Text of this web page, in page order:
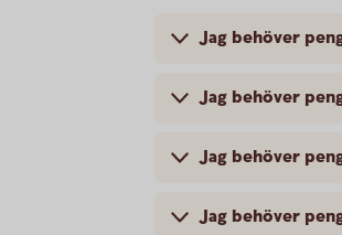
Jag behöver
Jag behöver
Jag behöver
Jag behöver